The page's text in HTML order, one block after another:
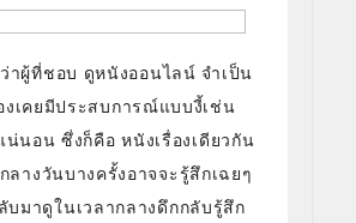
าผู้ที่ชอบ ดูหนังออนไลน์ จำเป็น
งเคยมีประสบการณ์แบบงี้เช่น
น่นอน ซึ่งก็คือ หนังเรื่องเดียวกัน
ลางวันบางครั้งอาจจะรู้สึกเฉยๆ
บมาดูในเวลากลางดึกกลับรู้สึก